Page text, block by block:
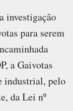
investigação
para serem
a Gaivotas
industrial, pelo
da Lei nº